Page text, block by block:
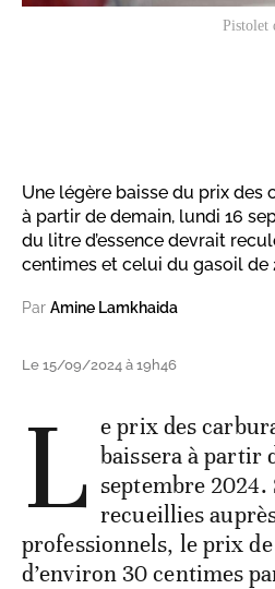
Pistolet
Une légère baisse du prix des
à partir de demain, lundi 16
du litre d’essence devrait
centimes et celui du gasoil de
Par Amine Lamkhaida
Le 15/09/2024 à 19h46
L e prix des
baissera à partir
septembre 2024.
recueillies
professionnels, le prix de
d’environ 30 centimes